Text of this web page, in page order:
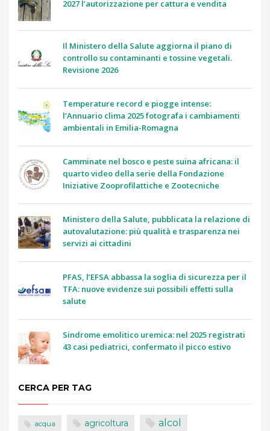
2027 l’autorizzazione per cattura e vendita
Il Ministero della Salute aggiorna il piano di
controllo su contaminanti e tossine vegetali.
Revisione 2026
Temperature record e piogge intense:
l’Annuario clima 2025 fotografa i cambiamenti
ambientali in Emilia-Romagna
Camminate nel bosco e peste suina africana: il
quarto video della serie della Fondazione
Iniziative Zooprofilattiche e Zootecniche
Ministero della Salute, pubblicata la relazione di
autovalutazione: più qualità e trasparenza nei
servizi ai cittadini
PFAS, l’EFSA abbassa la soglia di sicurezza per il
TFA: nuove evidenze sui possibili effetti sulla
salute
Sindrome emolitico uremica: nel 2025 registrati
43 casi pediatrici, confermato il picco estivo
CERCA PER TAG
acqua agricoltura alcol